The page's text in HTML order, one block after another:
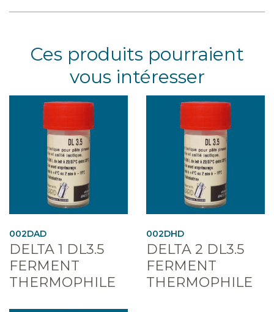
Ces produits pourraient
vous intéresser
002DAD
DELTA 1 DL3.5
FERMENT
THERMOPHILE
002DHD
DELTA 2 DL3.5
FERMENT
THERMOPHILE